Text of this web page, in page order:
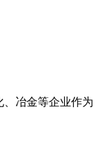
、冶金等企业作为